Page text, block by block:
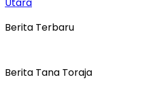
Berita Terbaru
Berita Tana Toraja